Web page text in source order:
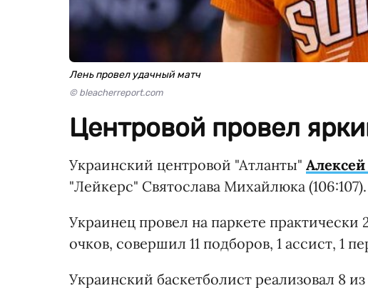
Лень провел удачный матч
© bleacherreport.com
Центровой провел
Украинский центровой "Атланты"
"Лейкерс" Святослава Михайлюка (106:107).
Украинец провел на паркете практически
очков, совершил 11 подборов, 1 ассист, 1
Украинский баскетболист реализовал 8